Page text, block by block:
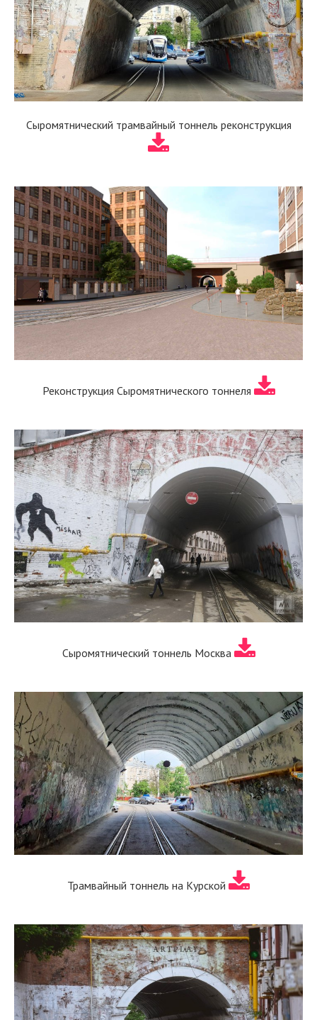
Сыромятнический трамвайный тоннель реконструкция
Реконструкция Сыромятнического тоннеля
Сыромятнический тоннель Москва
Трамвайный тоннель на Курской